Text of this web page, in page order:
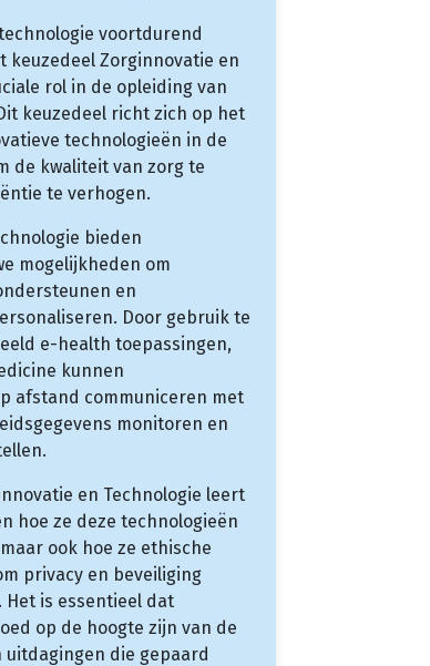
voortdurend
keuzedeel Zorginnovatie en
rol in de opleiding van
keuzedeel richt zich op het
technologieën in de
de kwaliteit van zorg te
te verhogen.
bieden
mogelijkheden om
en
Door gebruik te
e-health toepassingen,
kunnen
afstand communiceren met
monitoren en
en Technologie leert
hoe ze deze technologieën
ook hoe ze ethische
privacy en beveiliging
is essentieel dat
op de hoogte zijn van de
uitdagingen die gepaard